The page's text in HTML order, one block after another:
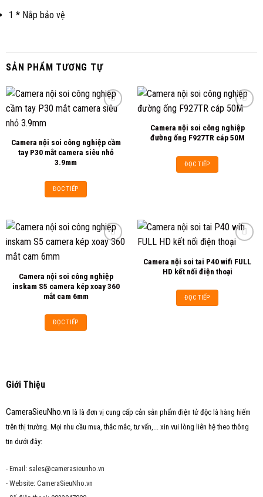
1 * Nắp bảo vệ
SẢN PHẨM TƯƠNG TỰ
wishlist
Camera nội soi công nghiệp cầm
tay P30 mắt camera siêu nhỏ
3.9mm
ĐỌC TIẾP
Add to
Camera nội soi công nghiệp
đường ống F927TR cáp 50M
ĐỌC TIẾP
wishlist
Camera nội soi công nghiệp
inskam S5 camera kép xoay 360
mắt cam 6mm
ĐỌC TIẾP
Add to
Camera nội soi tai P40 wifi FULL
HD kết nối điện thoại
ĐỌC TIẾP
Giới Thiệu
CameraSieuNho.vn là là đơn vị cung cấp cản sản phẩm điện tử độc là hàng hiếm
trên thị trường. Mọi nhu cầu mua, thắc mắc, tư vấn,... xin vui lòng liên hệ theo thông
tin dưới đây:
- Email: sales@camerasieunho.vn
- Website: CameraSieuNho.vn